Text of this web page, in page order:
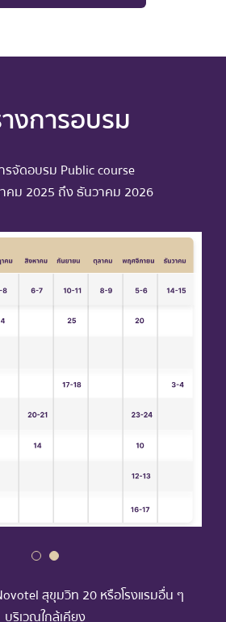
งการอบรม
รจัดอบรม Public course
คม 2025 ถึงธันวาคม 2026
สุขุมวิท 20 หรือโรงแรมอื่น ๆ
บริเวณใกล้เคียง